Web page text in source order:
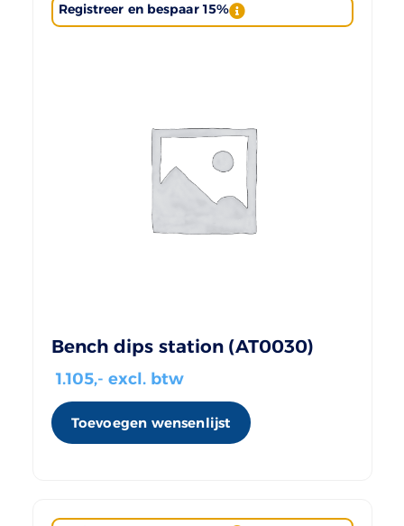
Registreer en bespaar 15%
Bench dips station (AT0030)
1.105,- excl. btw
Toevoegen wensenlijst